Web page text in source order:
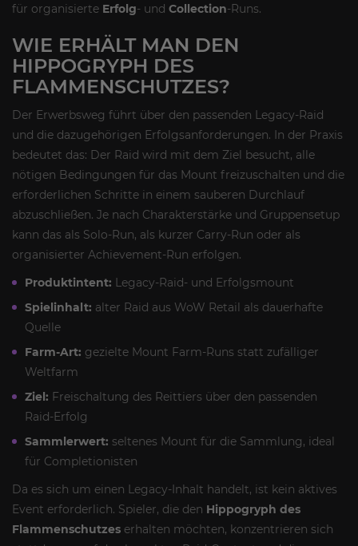
für organisierte Erfolg- und Collection-Runs.
WIE ERHÄLT MAN DEN
HIPPOGRYPH DES
FLAMMENSCHUTZES?
Der Erwerbsweg führt über den passenden Legacy-Raid
und die dazugehörigen Erfolgsanforderungen. In der Praxis
bedeutet das: Der Raid wird mit dem Ziel besucht, alle
nötigen Bedingungen für das Mount freizuschalten und die
erforderlichen Schritte in einem sauberen Durchlauf
abzuschließen. Je nach Charakterstärke und Gruppensetup
kann das als Solo-Run, als kurzer Carry-Run oder als
organisierter Achievement-Run erfolgen.
Produktintent: Legacy-Raid- und Erfolgsmount
Spielinhalt: alter Raid aus WoW Retail als dauerhafte
Quelle
Farm-Art: gezielte Mount Farm-Runs statt zufälliger
Weltfarm
Ziel: Freischaltung des Reittiers über den passenden
Raid-Erfolg
Sammlerwert: seltenes Mount für die Sammlung, ideal
für Completionisten
Da es sich um einen Legacy-Inhalt handelt, ist kein aktives
Event erforderlich. Spieler, die den Hippogryph des
Flammenschutzes erhalten möchten, konzentrieren sich